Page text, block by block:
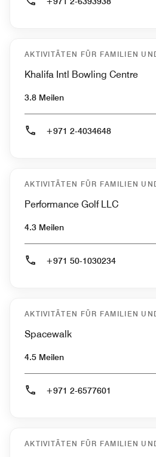
AKTIVITÄTEN FÜR FAMILIEN
Khalifa Intl Bowling Centre
3.8 Meilen
+971 2-4034648
AKTIVITÄTEN FÜR FAMILIEN
Performance Golf LLC
4.3 Meilen
+971 50-1030234
AKTIVITÄTEN FÜR FAMILIEN
Spacewalk
4.5 Meilen
+971 2-6577601
AKTIVITÄTEN FÜR FAMILIEN